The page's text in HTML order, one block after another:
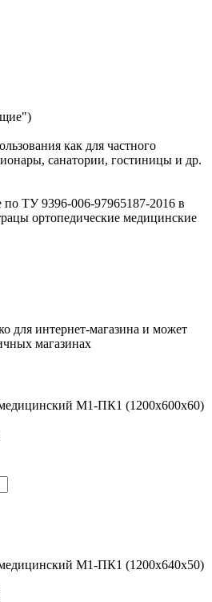
как для частного
санатории, гостиницы и др.
ТУ 9396-006-97965187-2016 в
ортопедические медицинские
для интернет-магазина и может
магазинах
М1-ПК1 (1200x600x60)
М1-ПК1 (1200x640x50)